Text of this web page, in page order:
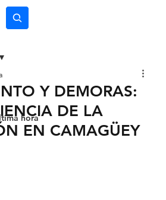
hora
Y DEMORAS:
DE LA
EN CAMAGÜEY